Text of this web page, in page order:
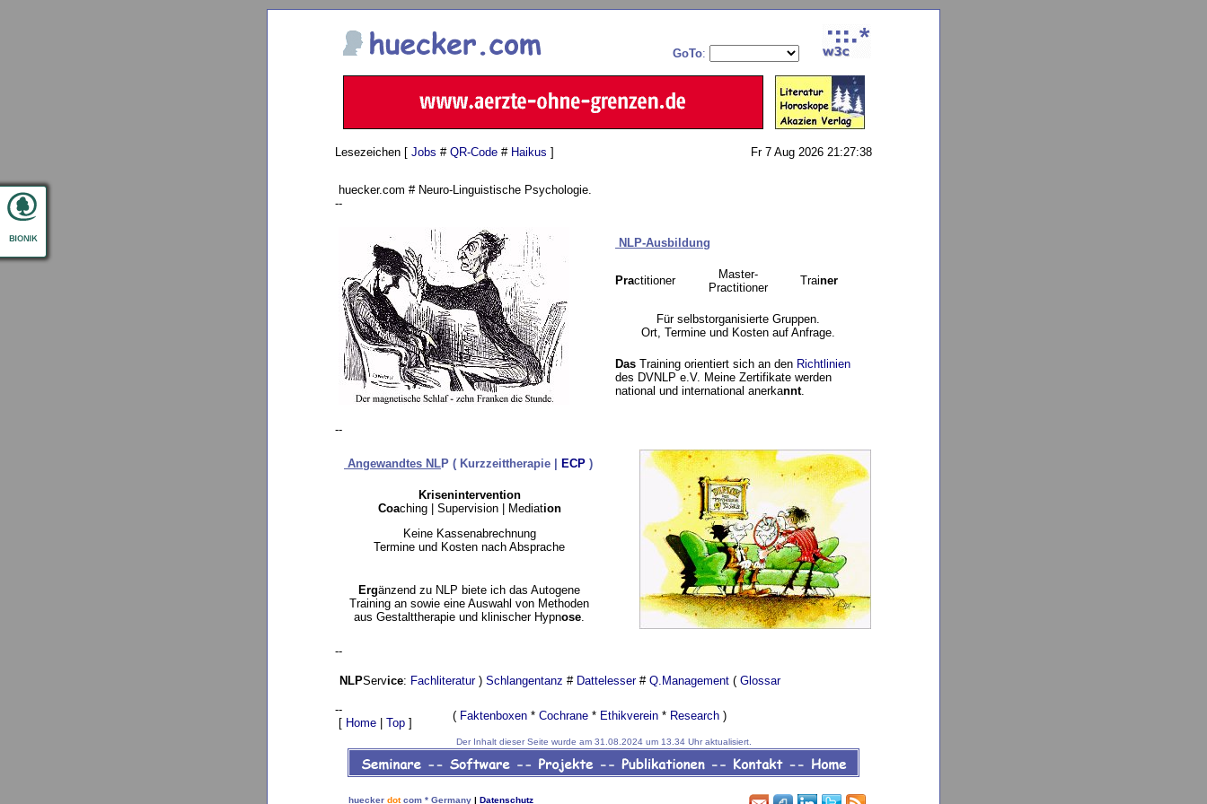
GoTo:
Lesezeichen [ Jobs # QR-Code # Haikus ] Fr 7 Aug 2026 21:27:38
huecker.com # Neuro-Linguistische Psychologie.
--
NLP-Ausbildung
Practitioner
Master-
Practitioner
Trainer
Für selbstorganisierte Gruppen.
Ort, Termine und Kosten auf Anfrage.
Das Training orientiert sich an den Richtlinien
des DVNLP e.V. Meine Zertifikate werden
national und international anerkannt.
--
Angewandtes NLP ( Kurzzeittherapie | ECP )
Krisenintervention
Coaching | Supervision | Mediation
Keine Kassenabrechnung
Termine und Kosten nach Absprache
Ergänzend zu NLP biete ich das Autogene
Training an sowie eine Auswahl von Methoden
aus Gestalttherapie und klinischer Hypnose.
--
NLPService: Fachliteratur) Schlangentanz # Dattelesser# Q.Management ( Glossar
--
[ Home Top ]
( Faktenboxen * Cochrane * Ethikverein * Research )
Der Inhalt dieser Seite wurde am 31.08.2024 um 13.34 Uhr aktualisiert.
huecker dotcom * Germany | Datenschutz